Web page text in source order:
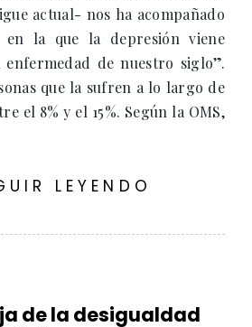
actual- nos ha acompañado
en la que la depresión viene
enfermedad de nuestro siglo”.
que la sufren a lo largo de
el 8% y el 15%. Según la OMS,
LEYENDO
de la desigualdad